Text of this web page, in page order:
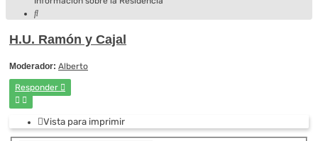
Buscar
H.U. Ramón y Cajal
Moderador: Alberto
Responder
Vista para imprimir